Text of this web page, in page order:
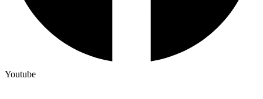
Youtube